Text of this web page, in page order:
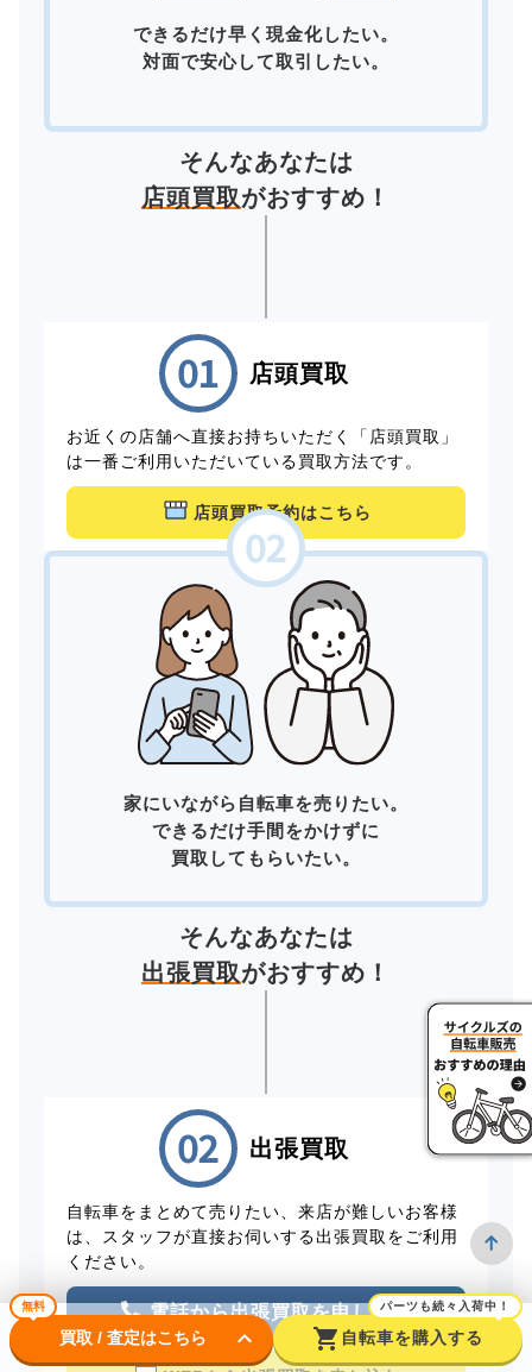
できるだけ早く現金化したい。
対面で安心して取引したい。
そんなあなたは
店頭買取がおすすめ！
店頭買取
お近くの店舗へ直接お持ちいただく「店頭買取」
は一番ご利用いただいている買取方法です。
店頭買取予約はこちら
家にいながら自転車を売りたい。
できるだけ手間をかけずに
買取してもらいたい。
そんなあなたは
出張買取がおすすめ！
出張買取
自転車をまとめて売りたい、来店が難しいお客様
は、スタッフが直接お伺いする出張買取をご利用
ください。
電話から出張買取を申し込む
無料
買取 / 査定はこちら keyboard_arrow_down shopping_cart
パーツも続々入荷中！
自転車を購入する